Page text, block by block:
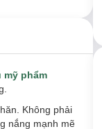
phẩm
Không phải
nắng mạnh mẽ